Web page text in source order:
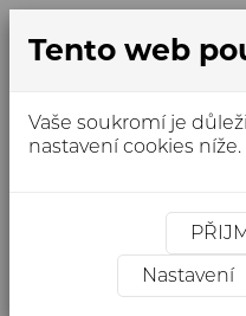
Tento web
Vaše soukromí je
nastavení cookies níže.
Nastavení